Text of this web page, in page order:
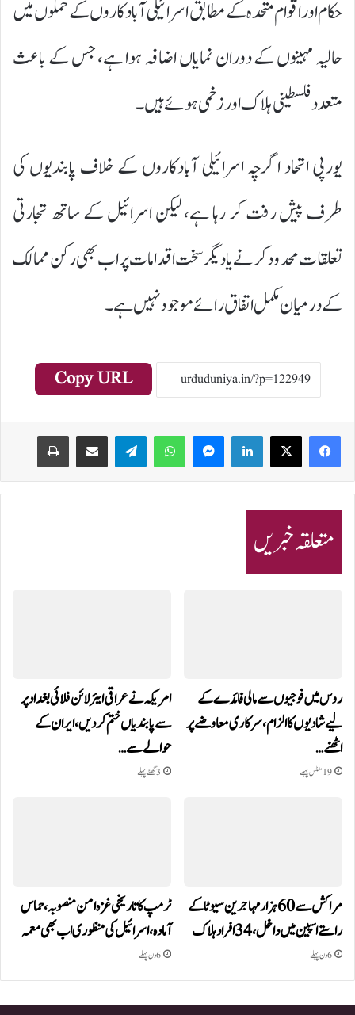
حکام اور اقوام متحدہ کے مطابق اسرائیلی آبادکاروں کے حملوں میں
حالیہ مہینوں کے دوران نمایاں اضافہ ہوا ہے، جس کے باعث
متعدد فلسطینی ہلاک اور زخمی ہوئے ہیں۔
یورپی اتحاد اگرچہ اسرائیلی آبادکاروں کے خلاف پابندیوں کی
طرف پیش رفت کر رہا ہے، لیکن اسرائیل کے ساتھ تجارتی
تعلقات محدود کرنے یا دیگر سخت اقدامات پر اب بھی رکن ممالک
کے درمیان مکمل اتفاق رائے موجود نہیں ہے۔
Copy URL
LinkedIn
WhatsApp
Telegram
متعلقہ خبریں
روس میں فوجیوں سے مالی فائدے کے
لیے شادیوں کا الزام، سرکاری معاوضے پر
اٹھنے…
19 منٹس پہلے
امریکہ نے عراقی ایئرلائن فلائی بغداد پر
سے پابندیاں ختم کر دیں،ایران کے
حوالے سے…
3 گھنٹے پہلے
مراکش سے 60 ہزار مہاجرین سیوٹا کے
راستے اسپین میں داخل، 34 افراد ہلاک
6 دن پہلے
ٹرمپ کا تاریخی غزہ امن منصوبہ، حماس
آمادہ، اسرائیل کی منظوری اب بھی معمہ
6 دن پہلے